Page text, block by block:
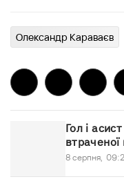
Олександр Караваєв
Гол і
8 серпня,